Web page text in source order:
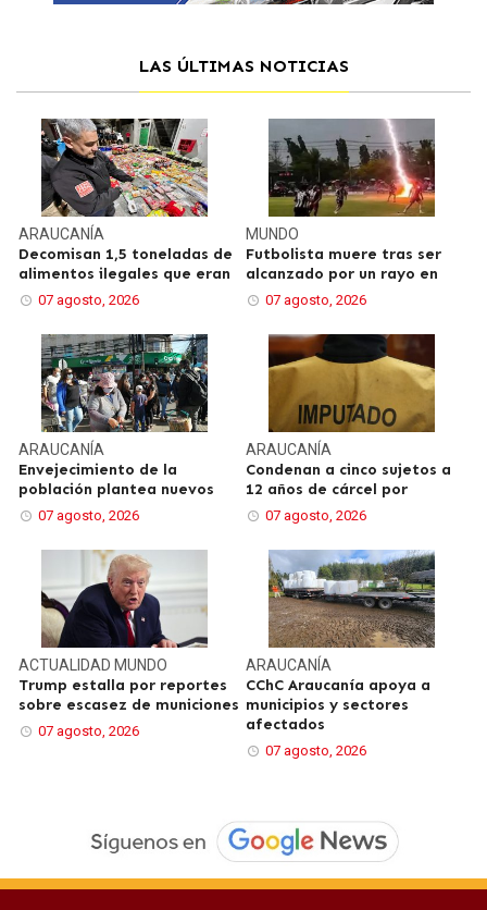
LAS ÚLTIMAS NOTICIAS
ARAUCANÍA
Decomisan 1,5 toneladas de
alimentos ilegales que eran
07 agosto, 2026
MUNDO
Futbolista muere tras ser
alcanzado por un rayo en
07 agosto, 2026
ARAUCANÍA
Envejecimiento de la
población plantea nuevos
07 agosto, 2026
ARAUCANÍA
Condenan a cinco sujetos a
12 años de cárcel por
07 agosto, 2026
ACTUALIDAD MUNDO
Trump estalla por reportes
sobre escasez de municiones
07 agosto, 2026
ARAUCANÍA
CChC Araucanía apoya a
municipios y sectores
afectados
07 agosto, 2026